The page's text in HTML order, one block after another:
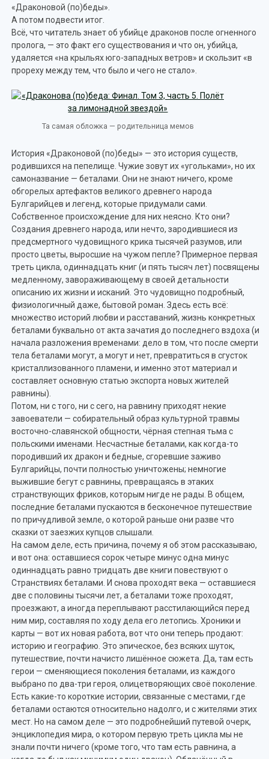
«Драконовой (по)беды».
А потом подвести итог.
Всё, что читатель знает об убийце драконов после огненного
пролога, — это факт его существования и что он, убийца,
удаляется «на крыльях юго-западных ветров» и скользит «в
прореху между тем, что было и чего не стало».
Та самая обложка — родительница мемов
История «Драконовой (по)беды» — это история существ,
родившихся на пепелище. Чужие зовут их «угольками», но их
самоназвание — беталами. Они не знают ничего, кроме
обгорелых артефактов великого древнего народа
Булгарийцев и легенд, которые придумали сами.
Собственное происхождение для них неясно. Кто они?
Создания древнего народа, или нечто, зародившиеся из
предсмертного чудовищного крика тысячей разумов, или
просто цветы, выросшие на чужом пепле? Примерное первая
треть цикла, одиннадцать книг (и пять тысяч лет) посвящены
медленному, завораживающему в своей детальности
описанию их жизни и исканий. Это чудовищно подробный,
физиологичный даже, бытовой роман. Здесь есть всё:
множество историй любви и расставаний, жизнь конкретных
беталами буквально от акта зачатия до последнего вздоха (и
начала разложения временами: дело в том, что после смерти
тела беталами могут, а могут и нет, превратиться в сгусток
кристаллизованного пламени, и именно этот материал и
составляет основную статью экспорта новых жителей
равнины).
Потом, ни с того, ни с сего, на равнину приходят некие
завоеватели — собирательный образ культурной травмы
восточно-славянской общности, чёрная степная тьма с
польскими именами. Несчастные беталами, как когда-то
породивший их дракон и бедные, сгоревшие заживо
Булгарийцы, почти полностью уничтожены; немногие
выжившие бегут с равнины, превращаясь в этаких
странствующих фриков, которым нигде не рады. В общем,
последние беталами пускаются в бесконечное путешествие
по причудливой земле, о которой раньше они разве что
сказки от заезжих купцов слышали.
На самом деле, есть причина, почему я об этом рассказываю,
и вот она: оставшиеся сорок четыре минус одна минус
одиннадцать равно тридцать две книги повествуют о
Странствиях беталами. И снова проходят века — оставшиеся
две с половины тысячи лет, а беталами тоже проходят,
проезжают, а иногда переплывают расстилающийся перед
ним мир, составляя по ходу дела его летопись. Хроники и
карты — вот их новая работа, вот что они теперь продают:
историю и географию. Это эпическое, без всяких шуток,
путешествие, почти начисто лишённое сюжета. Да, там есть
герои — сменяющиеся поколения беталами, из каждого
выбрано по два-три героя, олицетворяющих своё поколение.
Есть какие-то короткие истории, связанные с местами, где
беталами остаются относительно надолго, и с жителями этих
мест. Но на самом деле — это подробнейший путевой очерк,
энциклопедия мира, о котором первую треть цикла мы не
знали почти ничего (кроме того, что там есть равнина, а